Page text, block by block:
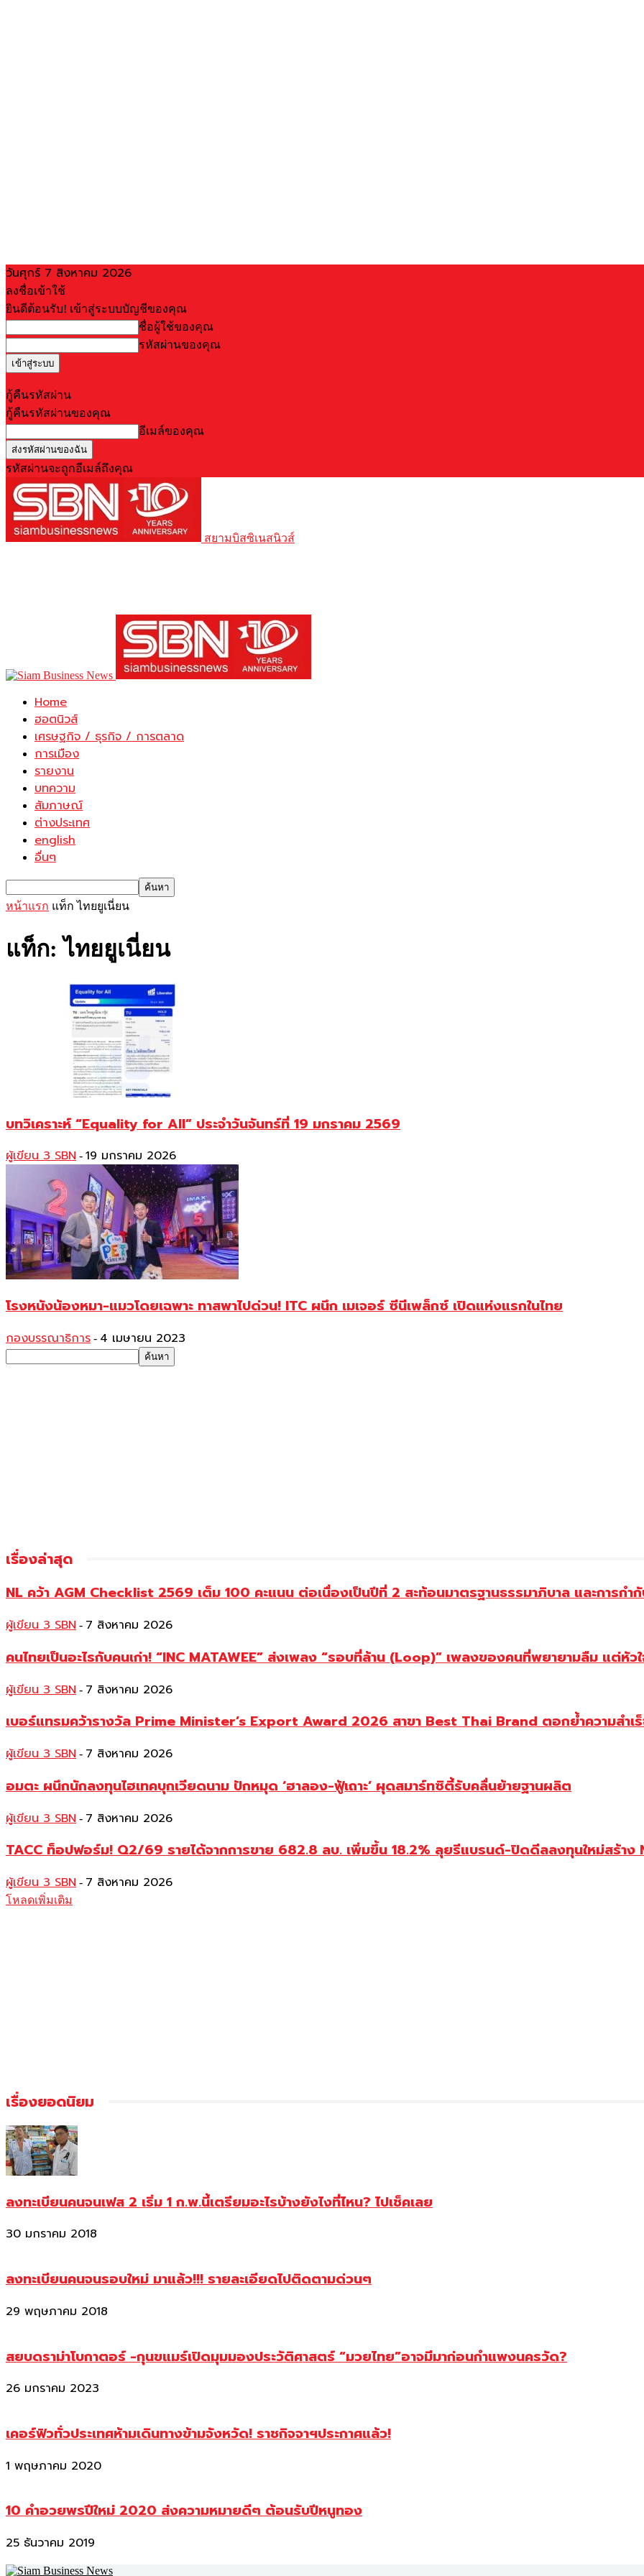
วันศุกร์ 7 สิงหาคม 2026
ลงชื่อเข้าใช้
ยินดีต้อนรับ! เข้าสู่ระบบบัญชีของคุณ
ชื่อผู้ใช้ของคุณ
รหัสผ่านของคุณ
กู้คืนรหัสผ่าน
กู้คืนรหัสผ่านของคุณ
อีเมล์ของคุณ
รหัสผ่านจะถูกอีเมล์ถึงคุณ
สยามบิสซิเนสนิวส์
Home
ฮอตนิวส์
เศรษฐกิจ / ธุรกิจ / การตลาด
การเมือง
รายงาน
บทความ
สัมภาษณ์
ต่างประเทศ
english
อื่นๆ
หน้าแรก แท็ก ไทยยูเนี่ยน
แท็ก: ไทยยูเนี่ยน
บทวิเคราะห์ “Equality for All” ประจำวันจันทร์ที่ 19 มกราคม 2569
ผู้เขียน 3 SBN - 19 มกราคม 2026
โรงหนังน้องหมา-แมวโดยเฉพาะ ทาสพาไปด่วน! ITC ผนึก เมเจอร์ ซีนีเพล็กซ์ เปิดแห่งแรกในไทย
กองบรรณาธิการ - 4 เมษายน 2023
เรื่องล่าสุด
NL คว้า AGM Checklist 2569 เต็ม 100 คะแนน ต่อเนื่องเป็นปีที่ 2 สะท้อนมาตรฐานธรรมาภิบาล และการกำ
ผู้เขียน 3 SBN - 7 สิงหาคม 2026
คนไทยเป็นอะไรกับคนเก่า! “INC MATAWEE” ส่งเพลง “รอบที่ล้าน (Loop)” เพลงของคนที่พยายามลืม แต่หัว
ผู้เขียน 3 SBN - 7 สิงหาคม 2026
เบอร์แทรมคว้ารางวัล Prime Minister’s Export Award 2026 สาขา Best Thai Brand ตอกย้ำความสำเ
ผู้เขียน 3 SBN - 7 สิงหาคม 2026
อมตะ ผนึกนักลงทุนไฮเทคบุกเวียดนาม ปักหมุด ‘ฮาลอง-ฟู้เถาะ’ ผุดสมาร์ทซิตี้รับคลื่นย้ายฐานผลิต
ผู้เขียน 3 SBN - 7 สิงหาคม 2026
TACC ท็อปฟอร์ม! Q2/69 รายได้จากการขาย 682.8 ลบ. เพิ่มขึ้น 18.2% ลุยรีแบรนด์-ปิดดีลลงทุนใหม่สร้า
ผู้เขียน 3 SBN - 7 สิงหาคม 2026
โหลดเพิ่มเติม
เรื่องยอดนิยม
ลงทะเบียนคนจนเฟส 2 เริ่ม 1 ก.พ.นี้เตรียมอะไรบ้างยังไงที่ไหน? ไปเช็คเลย
30 มกราคม 2018
ลงทะเบียนคนจนรอบใหม่ มาแล้ว!!! รายละเอียดไปติดตามด่วนๆ
29 พฤษภาคม 2018
สยบดราม่าโบกาตอร์ -กุนขแมร์เปิดมุมมองประวัติศาสตร์ “มวยไทย”อาจมีมาก่อนกำแพงนครวัด?
26 มกราคม 2023
เคอร์ฟิวทั่วประเทศห้ามเดินทางข้ามจังหวัด! ราชกิจจาฯประกาศแล้ว!
1 พฤษภาคม 2020
10 คำอวยพรปีใหม่ 2020 ส่งความหมายดีๆ ต้อนรับปีหนูทอง
25 ธันวาคม 2019